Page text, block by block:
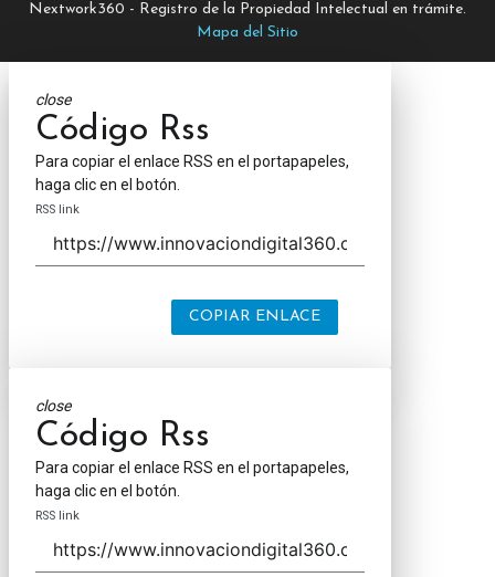
Nextwork360 - Registro de la Propiedad Intelectual en trámite.
Mapa del Sitio
close
Código Rss
Para copiar el enlace RSS en el portapapeles,
haga clic en el botón.
RSS link
COPIAR ENLACE
close
Código Rss
Para copiar el enlace RSS en el portapapeles,
haga clic en el botón.
RSS link